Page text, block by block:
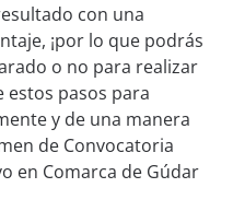
con una
¡por lo que podrás
o no para realizar
estos pasos para
y de una manera
de Convocatoria
en Comarca de Gúdar